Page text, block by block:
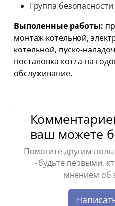
Группа безопасности
Выполенные работы:
монтаж котельной,
котельной, пуско-
постановка котла на
обслуживание.
ваш можете
Помогите другим
- будьте первыми,
мнением об